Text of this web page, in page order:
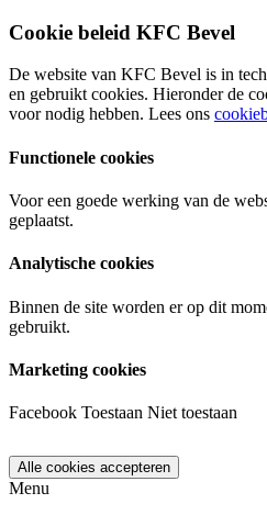
Cookie beleid KFC Bevel
De website van KFC Bevel is in
en gebruikt cookies. Hieronder de
voor nodig hebben. Lees ons
Functionele cookies
Voor een goede werking van de
geplaatst.
Analytische cookies
Binnen de site worden er op dit
gebruikt.
Marketing cookies
Facebook Toestaan Niet toestaan
Menu